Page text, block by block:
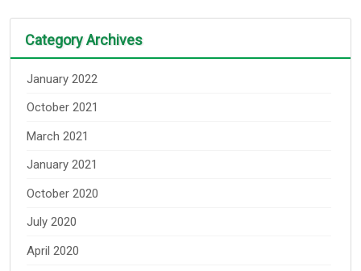
Category Archives
January 2022
October 2021
March 2021
January 2021
October 2020
July 2020
April 2020